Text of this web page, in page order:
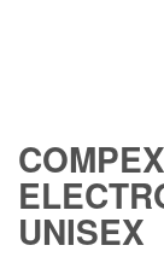
UNISEX